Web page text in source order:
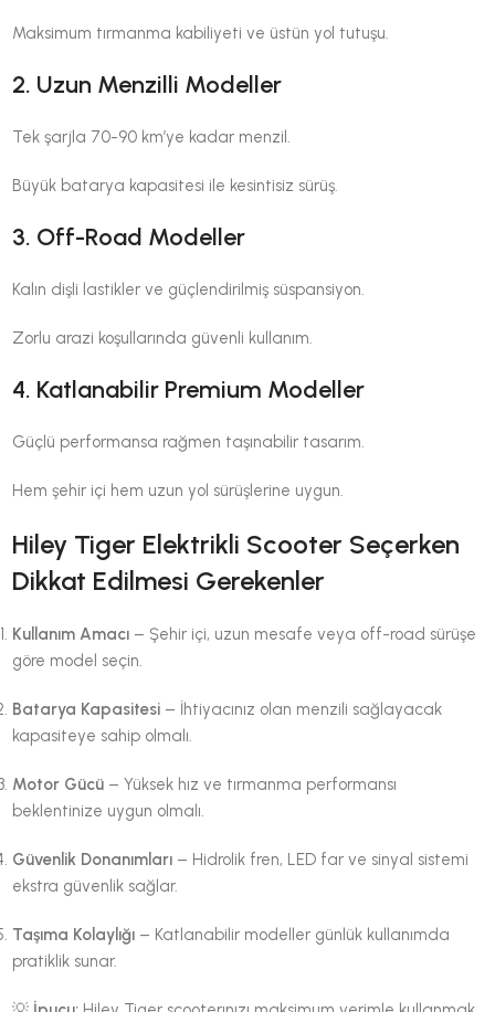
Maksimum tırmanma kabiliyeti ve üstün yol tutuşu.
2. Uzun Menzilli Modeller
Tek şarjla 70-90 km’ye kadar menzil.
Büyük batarya kapasitesi ile kesintisiz sürüş.
3. Off-Road Modeller
Kalın dişli lastikler ve güçlendirilmiş süspansiyon.
Zorlu arazi koşullarında güvenli kullanım.
4. Katlanabilir Premium Modeller
Güçlü performansa rağmen taşınabilir tasarım.
Hem şehir içi hem uzun yol sürüşlerine uygun.
Hiley Tiger Elektrikli Scooter Seçerken
Dikkat Edilmesi Gerekenler
Kullanım Amacı – Şehir içi, uzun mesafe veya off-road sürüşe
göre model seçin.
Batarya Kapasitesi – İhtiyacınız olan menzili sağlayacak
kapasiteye sahip olmalı.
Motor Gücü – Yüksek hız ve tırmanma performansı
beklentinize uygun olmalı.
Güvenlik Donanımları – Hidrolik fren, LED far ve sinyal sistemi
ekstra güvenlik sağlar.
Taşıma Kolaylığı – Katlanabilir modeller günlük kullanımda
pratiklik sunar.